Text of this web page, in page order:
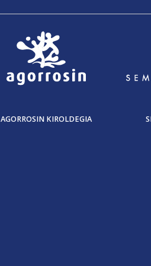
AGORROSIN KIROLDEGIA